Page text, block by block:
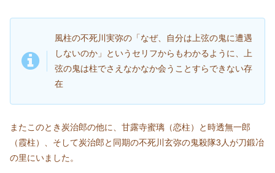
風柱の不死川実弥の「なぜ、自分は上弦の鬼に遭遇
しないのか」というセリフからもわかるように、上
弦の鬼は柱でさえなかなか会うことすらできない存
在
またこのとき炭治郎の他に、甘露寺蜜璃（恋柱）と時透無一郎
（霞柱）、そして炭治郎と同期の不死川玄弥の鬼殺隊3人が刀鍛冶
の里にいました。